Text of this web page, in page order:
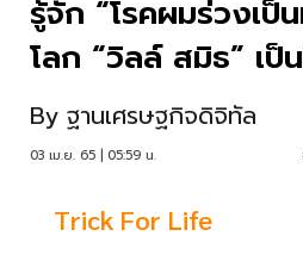
รู้จัก “โรคผมร่วงเ
โลก “วิลล์ สมิธ” เป็
By ฐานเศรษฐกิจดิจิทัล
03 เม.ย. 65 | 05:59 น.
Trick For Life